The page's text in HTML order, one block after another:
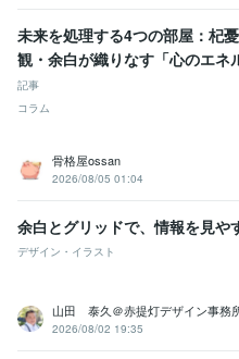
未来を処理する4つの部屋：杞
観・余白が織りなす「心のエネ
記事
コラム
骨格屋ossan
2026/08/05 01:04
余白とグリッドで、情報を見や
デザイン・イラスト
山田 泰久＠赤提灯デザイン事務
2026/08/02 19:35